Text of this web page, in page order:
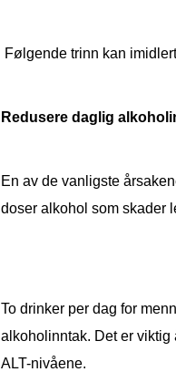
Følgende trinn kan
Redusere daglig
En av de vanligste
doser alkohol som skader
To drinker per dag for
alkoholinntak. Det er
ALT-nivåene.